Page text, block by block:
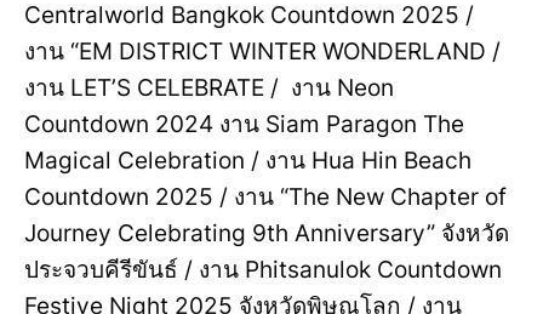
Centralworld Bangkok Countdown 2025 /
งาน “EM DISTRICT WINTER WONDERLAND /
งาน LET’S CELEBRATE / งาน Neon
Countdown 2024 งาน Siam Paragon The
Magical Celebration / งาน Hua Hin Beach
Countdown 2025 / งาน “The New Chapter of
Journey Celebrating 9th Anniversary” จังหวัด
ประจวบคีรีขันธ์ / งาน Phitsanulok Countdown
Festive Night 2025 จังหวัดพิษณุโลก / งาน